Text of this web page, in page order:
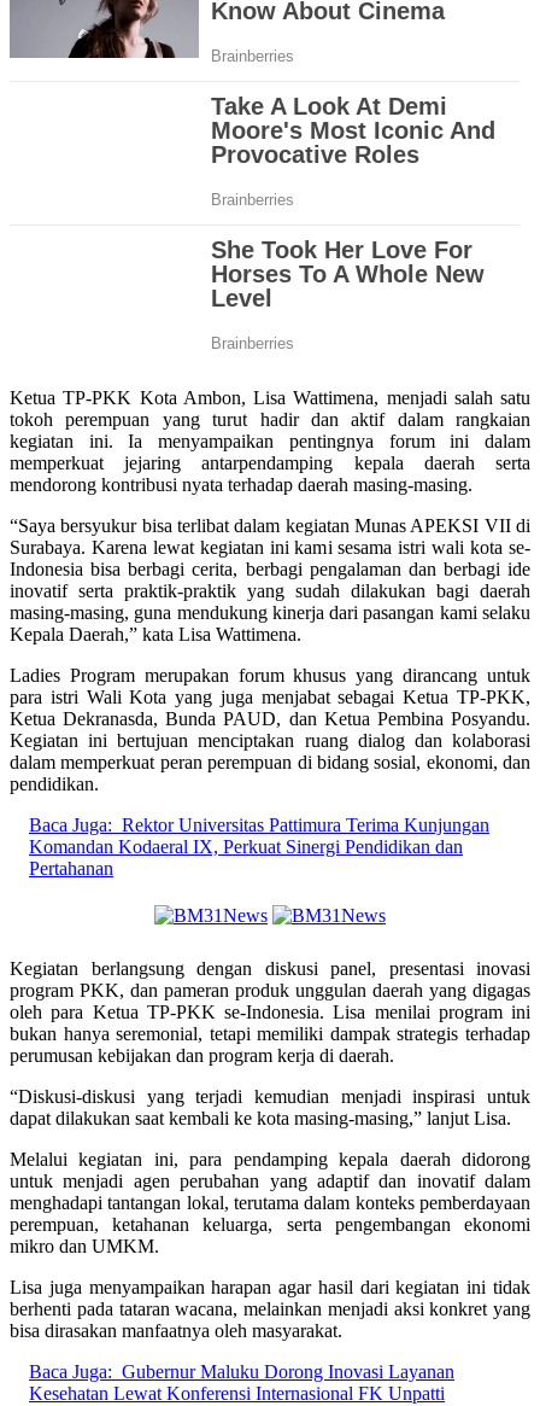
Ketua TP-PKK Kota Ambon, Lisa Wattimena, menjadi salah satu
tokoh perempuan yang turut hadir dan aktif dalam rangkaian
kegiatan ini. Ia menyampaikan pentingnya forum ini dalam
memperkuat jejaring antarpendamping kepala daerah serta
mendorong kontribusi nyata terhadap daerah masing-masing.
“Saya bersyukur bisa terlibat dalam kegiatan Munas APEKSI VII di
Surabaya. Karena lewat kegiatan ini kami sesama istri wali kota se-
Indonesia bisa berbagi cerita, berbagi pengalaman dan berbagi ide
inovatif serta praktik-praktik yang sudah dilakukan bagi daerah
masing-masing, guna mendukung kinerja dari pasangan kami selaku
Kepala Daerah,” kata Lisa Wattimena.
Ladies Program merupakan forum khusus yang dirancang untuk
para istri Wali Kota yang juga menjabat sebagai Ketua TP-PKK,
Ketua Dekranasda, Bunda PAUD, dan Ketua Pembina Posyandu.
Kegiatan ini bertujuan menciptakan ruang dialog dan kolaborasi
dalam memperkuat peran perempuan di bidang sosial, ekonomi, dan
pendidikan.
Baca Juga: Rektor Universitas Pattimura Terima Kunjungan
Komandan Kodaeral IX, Perkuat Sinergi Pendidikan dan
Pertahanan
Kegiatan berlangsung dengan diskusi panel, presentasi inovasi
program PKK, dan pameran produk unggulan daerah yang digagas
oleh para Ketua TP-PKK se-Indonesia. Lisa menilai program ini
bukan hanya seremonial, tetapi memiliki dampak strategis terhadap
perumusan kebijakan dan program kerja di daerah.
“Diskusi-diskusi yang terjadi kemudian menjadi inspirasi untuk
dapat dilakukan saat kembali ke kota masing-masing,” lanjut Lisa.
Melalui kegiatan ini, para pendamping kepala daerah didorong
untuk menjadi agen perubahan yang adaptif dan inovatif dalam
menghadapi tantangan lokal, terutama dalam konteks pemberdayaan
perempuan, ketahanan keluarga, serta pengembangan ekonomi
mikro dan UMKM.
Lisa juga menyampaikan harapan agar hasil dari kegiatan ini tidak
berhenti pada tataran wacana, melainkan menjadi aksi konkret yang
bisa dirasakan manfaatnya oleh masyarakat.
Baca Juga: Gubernur Maluku Dorong Inovasi Layanan
Kesehatan Lewat Konferensi Internasional FK Unpatti